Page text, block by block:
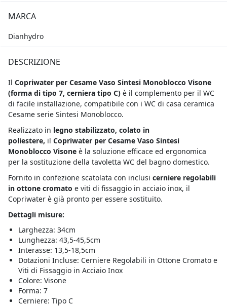
MARCA
Dianhydro
DESCRIZIONE
Il Copriwater per Cesame Vaso Sintesi Monoblocco Visone
(forma di tipo 7, cerniera tipo C) è il complemento per il WC
di facile installazione, compatibile con i WC di casa ceramica
Cesame serie Sintesi Monoblocco.
Realizzato in legno stabilizzato, colato in
poliestere, il Copriwater per Cesame Vaso Sintesi
Monoblocco Visone è la soluzione efficace ed ergonomica
per la sostituzione della tavoletta WC del bagno domestico.
Fornito in confezione scatolata con inclusi cerniere regolabili
in ottone cromato e viti di fissaggio in acciaio inox, il
Copriwater è già pronto per essere sostituito.
Dettagli misure:
Larghezza: 34cm
Lunghezza: 43,5-45,5cm
Interasse: 13,5-18,5cm
Dotazioni Incluse: Cerniere Regolabili in Ottone Cromato e
Viti di Fissaggio in Acciaio Inox
Colore: Visone
Forma: 7
Cerniere: Tipo C